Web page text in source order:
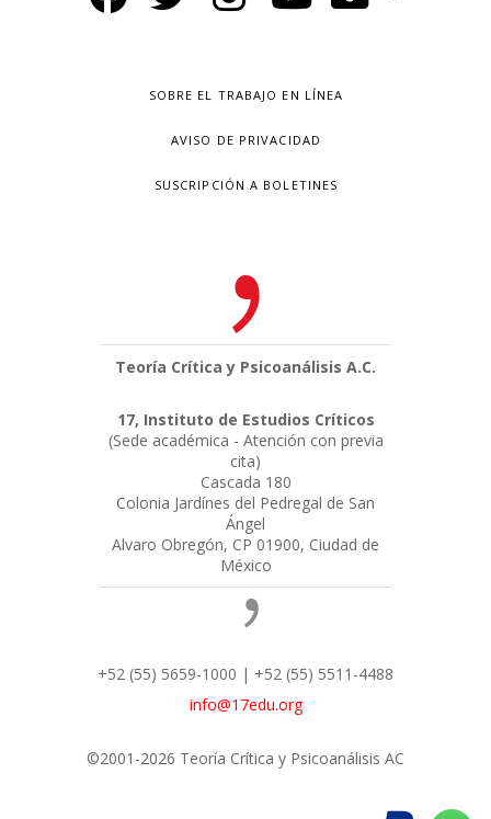
SOBRE EL TRABAJO EN LÍNEA
AVISO DE PRIVACIDAD
SUSCRIPCIÓN A BOLETINES
Teoría Crítica y Psicoanálisis A.C.
17, Instituto de Estudios Críticos
(Sede académica - Atención con previa
cita)
Cascada 180
Colonia Jardínes del Pedregal de San
Ángel
Alvaro Obregón, CP 01900, Ciudad de
México
+52 (55) 5659-1000 | +52 (55) 5511-4488
info@17edu.org
©2001-2026 Teoría Crítica y Psicoanálisis AC